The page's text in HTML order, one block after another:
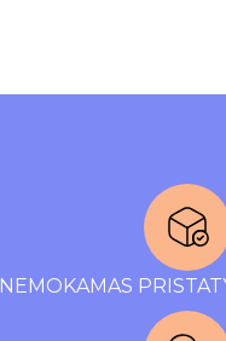
NEMOKAMAS